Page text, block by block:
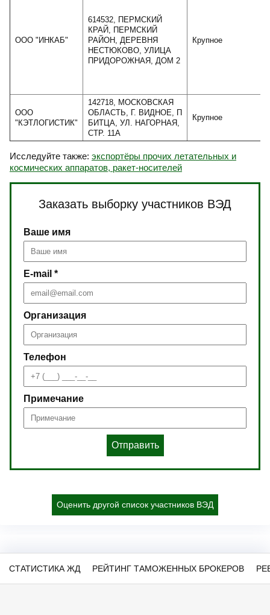
ООО "ИНКАБ"
614532, ПЕРМСКИЙ
КРАЙ, ПЕРМСКИЙ
РАЙОН, ДЕРЕВНЯ
НЕСТЮКОВО, УЛИЦА
ПРИДОРОЖНАЯ, ДОМ 2
Крупное
ООО
"КЭТЛОГИСТИК"
142718, МОСКОВСКАЯ
ОБЛАСТЬ, Г. ВИДНОЕ, П
БИТЦА, УЛ. НАГОРНАЯ,
СТР. 11А
Крупное
Исследуйте также: экспортёры прочих летательных и
космических аппаратов, ракет-носителей
Заказать выборку участников ВЭД
Ваше имя
E-mail *
Организация
Телефон
Примечание
Отправить
Оценить другой список участников ВЭД
СТАТИСТИКА ЖД РЕЙТИНГ ТАМОЖЕННЫХ БРОКЕРОВ